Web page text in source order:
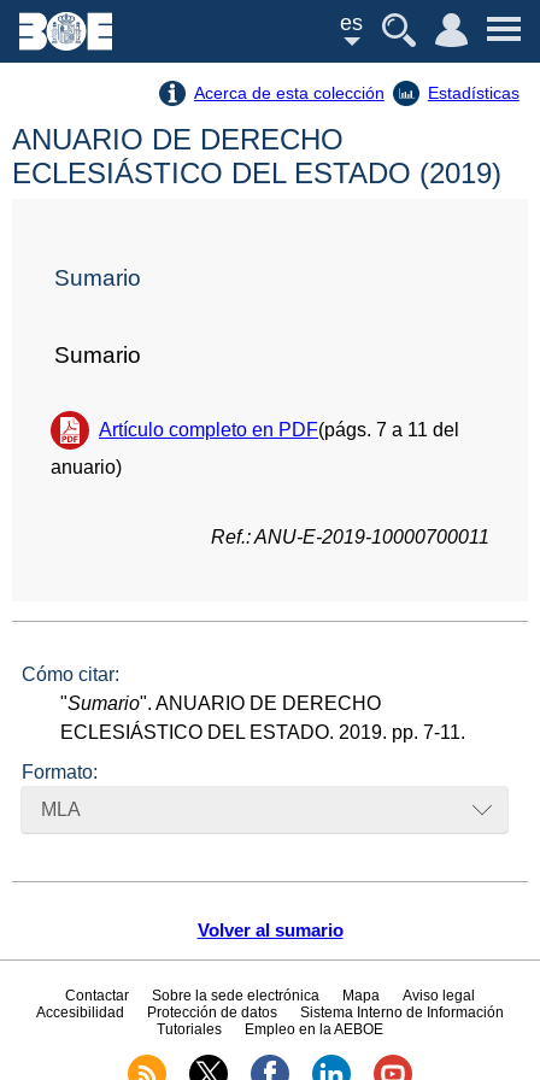
es
Acerca de esta colección Estadísticas
Volver al sumario
ANUARIO DE DERECHO
ECLESIÁSTICO DEL ESTADO (2019)
Sumario
Sumario
Artículo completo en PDF(págs. 7 a 11 del
anuario)
Ref.: ANU-E-2019-10000700011
Cómo citar:
"Sumario". ANUARIO DE DERECHO
ECLESIÁSTICO DEL ESTADO. 2019. pp. 7-11.
Formato:
MLA
Contactar Sobre la sede electrónica Mapa
Aviso legal
Accesibilidad
Protección de datos
Sistema Interno de Información
Tutoriales
Empleo en la AEBOE